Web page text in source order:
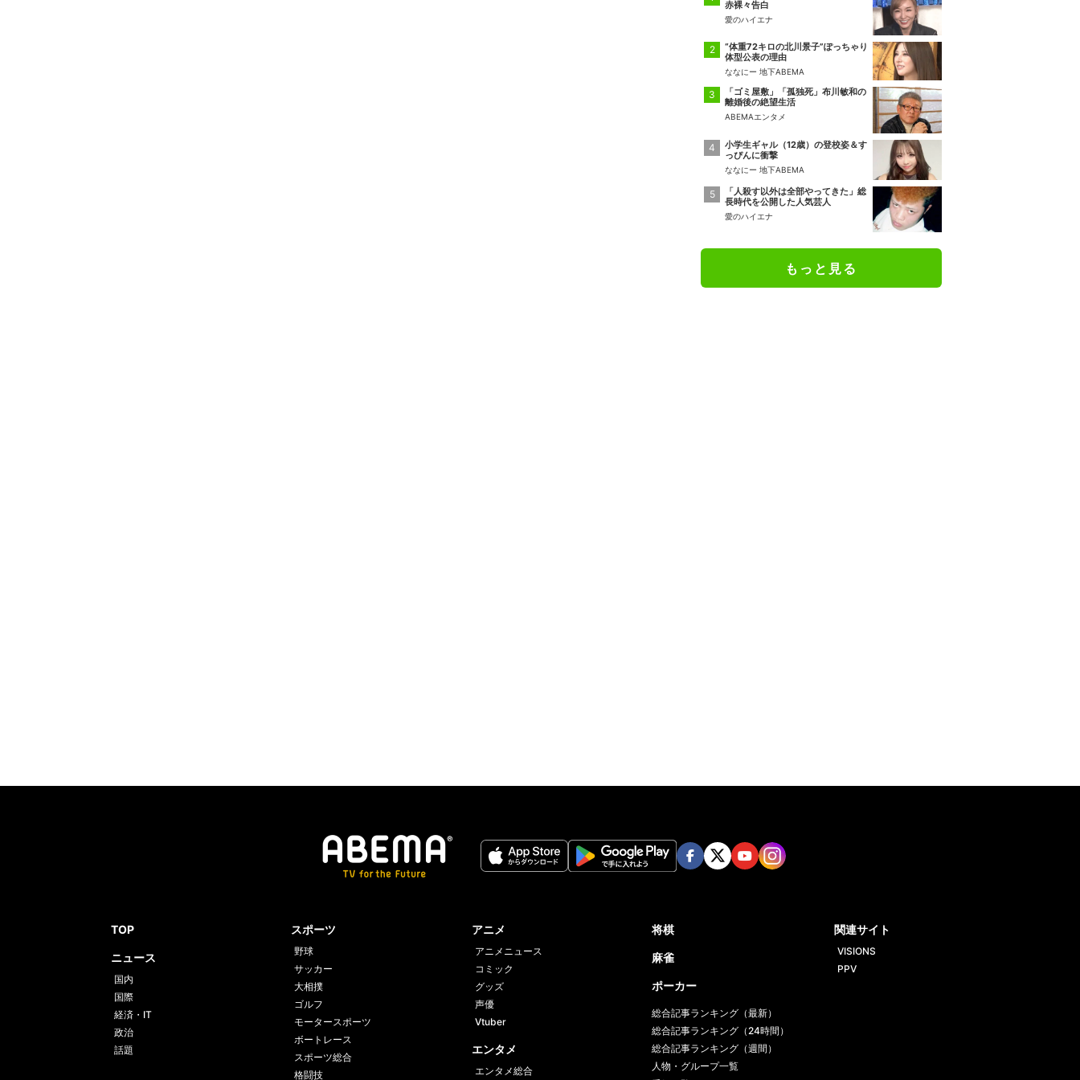
赤裸々告白
愛のハイエナ
“体重72キロの北川景子”ぽっちゃり
体型公表の理由
ななにー 地下ABEMA
「ゴミ屋敷」「孤独死」布川敏和の
離婚後の絶望生活
ABEMAエンタメ
小学生ギャル（12歳）の登校姿＆す
っぴんに衝撃
ななにー 地下ABEMA
「人殺す以外は全部やってきた」総
長時代を公開した人気芸人
愛のハイエナ
もっと見る
TOP
ニュース
国内
国際
経済・IT
政治
話題
スポーツ
野球
サッカー
大相撲
ゴルフ
モータースポーツ
ボートレース
スポーツ総合
格闘技
アニメ
アニメニュース
コミック
グッズ
声優
Vtuber
エンタメ
エンタメ総合
将棋
麻雀
ポーカー
総合記事ランキング（最新）
総合記事ランキング（24時間）
総合記事ランキング（週間）
人物・グループ一覧
関連サイト
VISIONS
PPV